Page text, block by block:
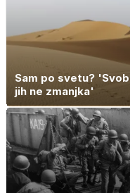
Sam po svetu?
jih ne zmanjka'